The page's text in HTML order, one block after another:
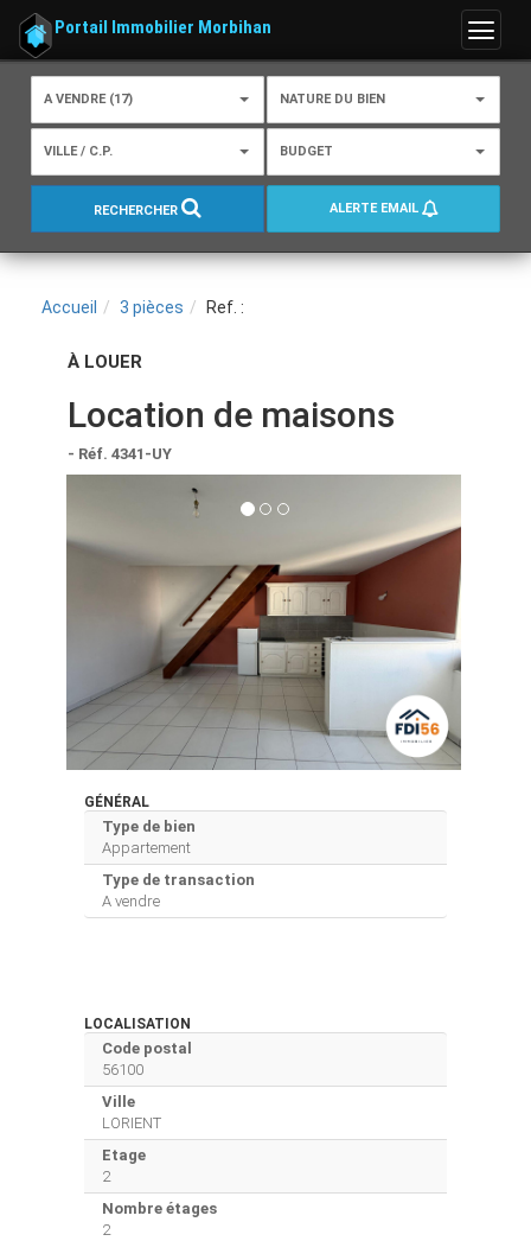
Menu
Portail Immobilier Morbihan
A VENDRE (17) NATURE DU BIEN
VILLE / C.P. BUDGET
RECHERCHER ALERTE EMAIL
Accueil 3 pièces Ref. :
À LOUER
Location de maisons
- Réf. 4341-UY
GÉNÉRAL
Type de bien
Appartement
Type de transaction
A vendre
LOCALISATION
Code postal
56100
Ville
LORIENT
Etage
2
Nombre étages
2